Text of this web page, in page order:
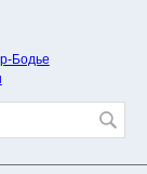
Бодье